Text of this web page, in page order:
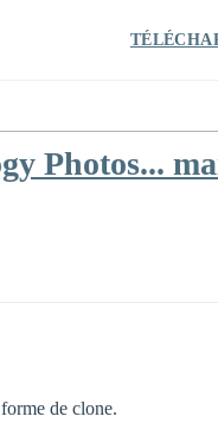
Photos...
de clone.